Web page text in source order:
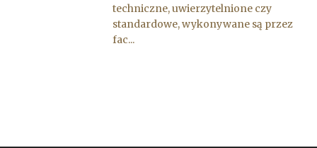
techniczne, uwierzytelnione czy
standardowe, wykonywane są przez
fac...